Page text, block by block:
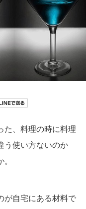
た、料理の時に料理
う使い方ないのか
が自宅にある材料で